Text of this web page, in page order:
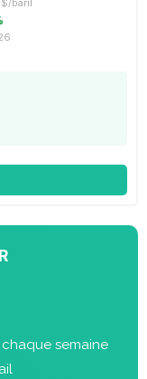
$/baril
semaine